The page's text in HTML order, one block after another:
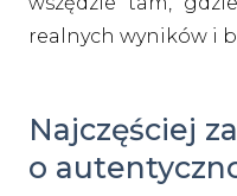
realnych wyników i
Najczęściej
o